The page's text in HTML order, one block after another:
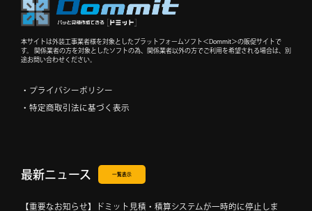
ン
本サイトは外装工事業者様を対象としたプラットフォームソフト＜Dommit＞の販促サイトで
す。 関係業者の方を対象としたソフトの為、関係業者以外の方でご利用を希望される場合は、別
途お問い合わせください。
・プライバシーポリシー
・特定商取引法に基づく表示
最新ニュース 一覧表示
【重要なお知らせ】ドミット見積・積算システムが一時的に停止しま